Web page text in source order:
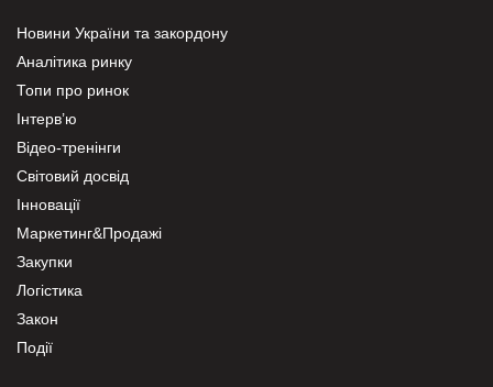
Новини України та закордону
Аналітика ринку
Топи про ринок
Інтерв’ю
Відео-тренінги
Світовий досвід
Інновації
Маркетинг&Продажі
Закупки
Логістика
Закон
Події